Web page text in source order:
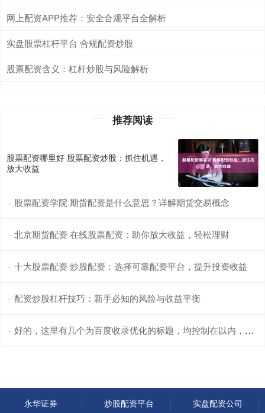
网上配资APP推荐：安全合规平台全解析
实盘股票杠杆平台 合规配资炒股
股票配资含义：杠杆炒股与风险解析
推荐阅读
股票配资哪里好 股票配资炒股：抓住机遇，
放大收益
· 股票配资学院 期货配资是什么意思？详解期货交易概念
· 北京期货配资 在线股票配资：助你放大收益，轻松理财
· 十大股票配资 炒股配资：选择可靠配资平台，提升投资收益
· 配资炒股杠杆技巧：新手必知的风险与收益平衡
· 好的，这里有几个为百度收录优化的标题，均控制在以内，并融入了“线上配资公司”这一核心关键词：
永华证券 炒股配资平台 实盘配资公司